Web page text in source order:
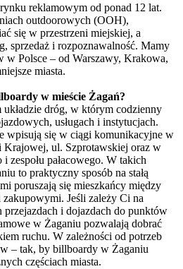
reklamowym od ponad 12 lat.
outdoorowych (OOH),
się w przestrzeni miejskiej, a
sprzedaż i rozpoznawalność. Mamy
w Polsce – od Warszawy, Krakowa,
miasta.
w mieście Żagań?
dróg, w którym codzienny
usługach i instytucjach.
wpisują się w ciągi komunikacyjne w
ul. Szprotawskiej oraz w
zespołu pałacowego. W takich
to praktyczny sposób na stałą
poruszają się mieszkańcy między
Jeśli zależy Ci na
i dojazdach do punktów
w Żaganiu pozwalają dobrać
ruchu. W zależności od potrzeb
– tak, by billboardy w Żaganiu
częściach miasta.